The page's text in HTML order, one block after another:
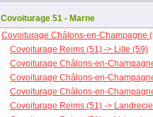
Covoiturage 51 - Marne
Covoiturage Châlons-en-Champagne
Covoiturage Reims (51) -> Lille (59)
Covoiturage Châlons-en-
Covoiturage Châlons-en-
Covoiturage Châlons-en-
Covoiturage Reims (51) ->